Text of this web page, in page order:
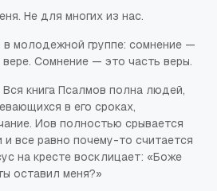
Не для многих из нас.
молодежной группе: сомнение —
Сомнение — это часть веры.
книга Псалмов полна людей,
в его сроках,
Иов полностью срывается
все равно почему-то считается
на кресте восклицает: «Боже
оставил меня?»